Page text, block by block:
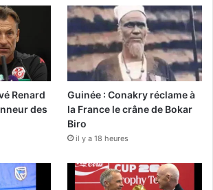
Renard
des
Guinée : Conakry réclame à
la France le crâne de Bokar
Biro
il y a 18 heures